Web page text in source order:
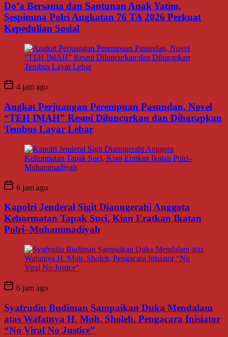
Do’a Bersama dan Santunan Anak Yatim,
Sespimma Polri Angkatan 76 TA 2026 Perkuat
Kepedulian Sosial
4 jam ago
Angkat Perjuangan Perempuan Pasundan, Novel
“TEH IMAH” Resmi Diluncurkan dan Diharapkan
Tembus Layar Lebar
6 jam ago
Kapolri Jenderal Sigit Dianugerahi Anggota
Kehormatan Tapak Suci, Kian Eratkan Ikatan
Polri–Muhammadiyah
6 jam ago
Syafrudin Budiman Sampaikan Duka Mendalam
atas Wafatnya H. Moh. Sholeh, Pengacara Inisiator
“No Viral No Justice”